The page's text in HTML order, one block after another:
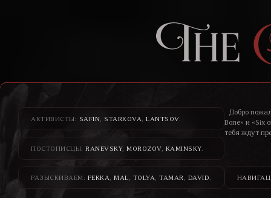
АКТИВИСТЫ: SAFIN STARKOVA LANTSOV.
ПОСТОПИСЦЫ: RANEVSKY, MOROZOV, KAMINSKY.
РАЗЫСКИВАЕМ: PEKKA MAL TOLYA TAMAR DAVID
Добро
Bone» и «Six
тебя ждут